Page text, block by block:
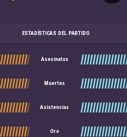
ESTADÍSTICAS DEL PARTIDO
Asesinatos
Muertes
Asistencias
Oro